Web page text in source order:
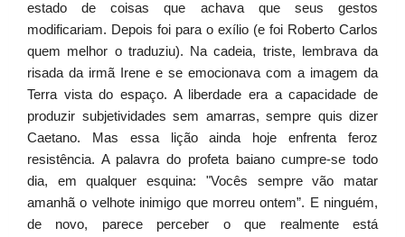
estado de coisas que achava que seus gestos
modificariam. Depois foi para o exílio (e foi Roberto Carlos
quem melhor o traduziu). Na cadeia, triste, lembrava da
risada da irmã Irene e se emocionava com a imagem da
Terra vista do espaço. A liberdade era a capacidade de
produzir subjetividades sem amarras, sempre quis dizer
Caetano. Mas essa lição ainda hoje enfrenta feroz
resistência. A palavra do profeta baiano cumpre-se todo
dia, em qualquer esquina: "Vocês sempre vão matar
amanhã o velhote inimigo que morreu ontem”. E ninguém,
de novo, parece perceber o que realmente está